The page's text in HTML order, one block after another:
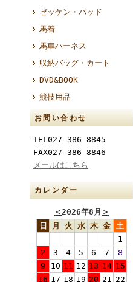
ゼッケン・パッド
馬着
馬車ハーネス
収納バッグ・カート
DVD&BOOK
競技用品
お問い合わせ
TEL027-386-8845
FAX027-386-8846
メールはこちら
カレンダー
＜2026年8月 ＞
日
月 火 水 木 金 土
1
2
3 4 5 6 7
8
9
10 11 12 13 14 15
16 17 18 19 20 21 22